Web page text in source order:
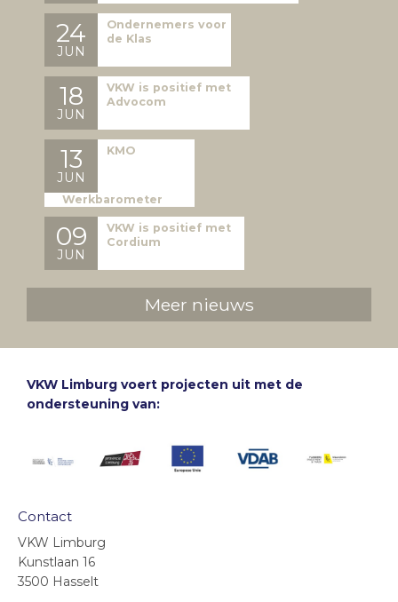
24
JUN
Ondernemers voor
de Klas
18
JUN
VKW is positief met
Advocom
13
JUN
KMO
Werkbarometer
09
JUN
VKW is positief met
Cordium
Meer nieuws
VKW Limburg voert projecten uit met de
ondersteuning van:
Contact
VKW Limburg
Kunstlaan 16
3500 Hasselt